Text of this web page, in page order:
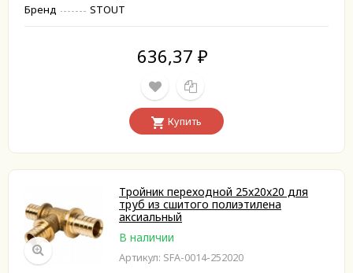
Бренд
STOUT
636,37 ₽
Купить
Тройник переходной 25x20x20 для
труб из сшитого полиэтилена
аксиальный
В наличии
Артикул: SFA-0014-252020